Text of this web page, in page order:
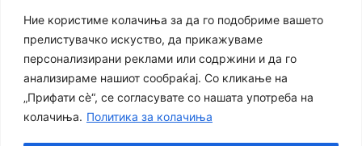
Ние користиме колачиња за да го подобриме вашето
прелистувачко искуство, да прикажуваме
персонализирани реклами или содржини и да го
анализираме нашиот сообраќај. Со кликање на
„Прифати сè“, се согласувате со нашата употреба на
колачиња. Политика за колачиња